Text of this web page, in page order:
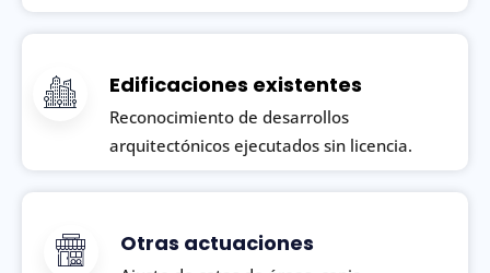
Edificaciones existentes
Reconocimiento de desarrollos
arquitectónicos ejecutados sin licencia.
Otras actuaciones